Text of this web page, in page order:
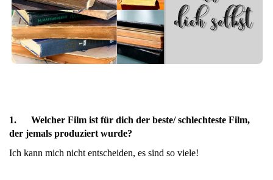
1. Welcher Film ist für dich der beste/ schlechteste Film,
der jemals produziert wurde?
Ich kann mich nicht entscheiden, es sind so viele!